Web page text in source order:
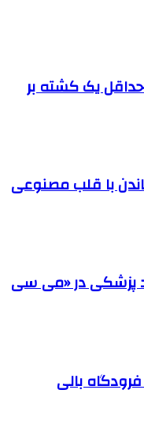
یک کشته بر
با قلب مصنوعی
پزشکی در «می سی
بالی